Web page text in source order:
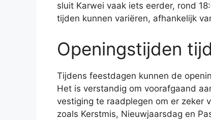
sluit Karwei vaak iets eerder, rond
tijden kunnen variëren, afhankelijk
Openingstijden
Tijdens feestdagen kunnen de
Het is verstandig om voorafgaand
vestiging te raadplegen om er zeker
zoals Kerstmis, Nieuwjaarsdag en